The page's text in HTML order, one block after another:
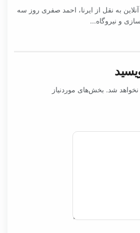
به نقل از ایرنا، احمد صفری روز سه
و نیروگاه...
شد. بخش‌های موردنیاز